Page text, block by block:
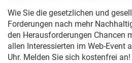
Wie Sie die gesetzlichen und
Forderungen nach mehr
den Herausforderungen Chancen
allen Interessierten im Web-Event
Uhr. Melden Sie sich kostenfrei an!